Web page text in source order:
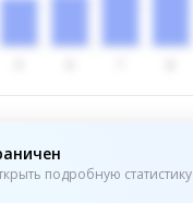
подробную статистику